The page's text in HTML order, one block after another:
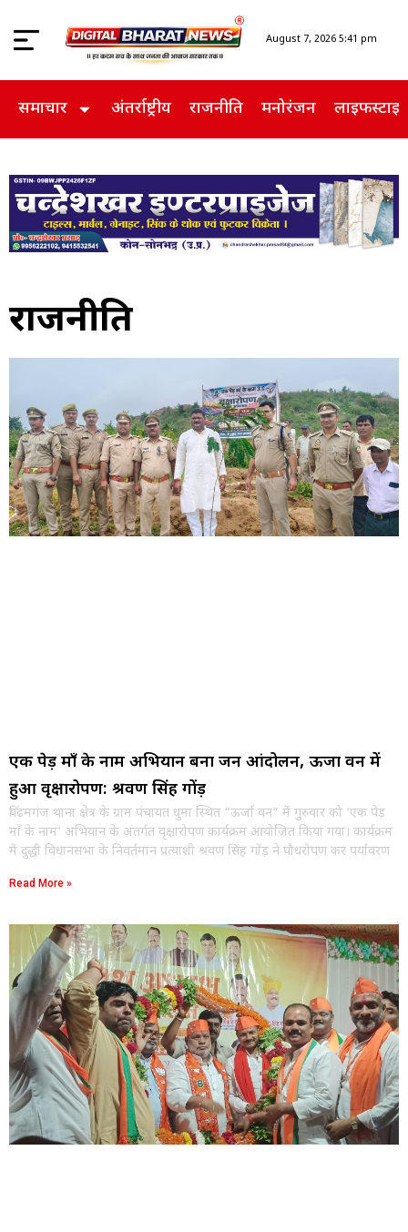
August 7, 2026 5:41 pm
समाचार अंतर्राष्ट्रीय राजनीति मनोरंजन
राजनीति
एक पेड़ माँ के नाम अभियान बना जन आंदोलन, ऊर्जा वन में
हुआ वृक्षारोपण: श्रवण सिंह गोंड़
विंढमगंज थाना क्षेत्र के ग्राम पंचायत धुमा स्थित “ऊर्जा वन” में गुरुवार को ‘एक पेड़
माँ के नाम’ अभियान के अंतर्गत वृक्षारोपण कार्यक्रम आयोजित किया गया। कार्यक्रम
में दुद्धी विधानसभा के निवर्तमान प्रत्याशी श्रवण सिंह गोंड़ ने पौधरोपण कर पर्यावरण
Read More »